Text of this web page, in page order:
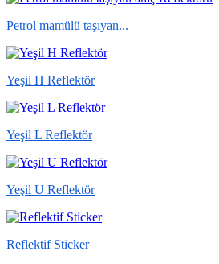
Petrol mamülü taşıyan...
Yeşil H Reflektör
Yeşil L Reflektör
Yeşil U Reflektör
Reflektif Sticker